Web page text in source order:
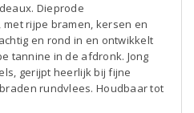
Dieprode
met rijpe bramen, kersen en
en rond in en ontwikkelt
tannine in de afdronk. Jong
gerijpt heerlijk bij fijne
rundvlees. Houdbaar tot